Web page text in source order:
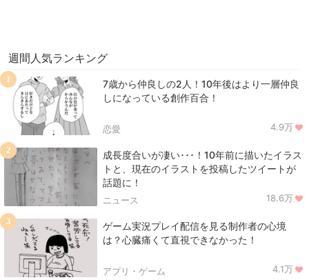
週間人気ランキング
7歳から仲良しの2人！10年後はより一層仲良
しになっている創作百合！
恋愛 4.9万
1
成長度合いが凄い･･･！10年前に描いたイラス
トと、現在のイラストを投稿したツイートが
話題に！
ニュース 18.6万
2
ゲーム実況プレイ配信を見る制作者の心境
は？心臓痛くて直視できなかった！
アプリ・ゲーム 4.1万
3